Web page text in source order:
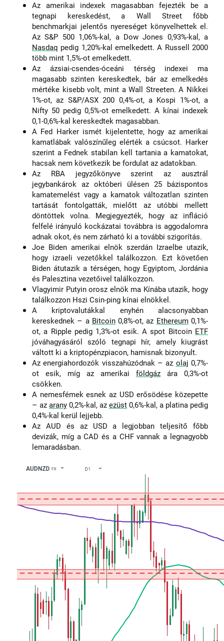
Az amerikai indexek magasabban fejezték be a
tegnapi kereskedést, a Wall Street főbb
benchmarkjai jelentős nyereséget könyvelhettek el.
Az S&P 500 1,06%-kal, a Dow Jones 0,93%-kal, a
Nasdaq pedig 1,20%-kal emelkedett. A Russell 2000
több mint 1,5%-ot emelkedett.
Az ázsiai-csendes-óceáni térség indexei ma
magasabb szinten kereskedtek, bár az emelkedés
mértéke kisebb volt, mint a Wall Streeten. A Nikkei
1%-ot, az S&P/ASX 200 0,4%-ot, a Kospi 1%-ot, a
Nifty 50 pedig 0,5%-ot emelkedett. A kínai indexek
0,1-0,6%-kal kereskedtek magasabban.
A Fed Harker ismét kijelentette, hogy az amerikai
kamatlábak valószínűleg elérték a csúcsot. Harker
szerint a Fednek stabilan kell tartania a kamatokat,
hacsak nem következik be fordulat az adatokban.
Az RBA jegyzőkönyve szerint az ausztrál
jegybankárok az októberi ülésen 25 bázispontos
kamatemelést vagy a kamatok változatlan szinten
tartását fontolgatták, mielőtt az utóbbi mellett
döntöttek volna. Megjegyezték, hogy az infláció
felfelé irányuló kockázatai továbbra is aggodalomra
adnak okot, és nem zárható ki a további szigorítás.
Joe Biden amerikai elnök szerdán Izraelbe utazik,
hogy izraeli vezetőkkel találkozzon. Ezt követően
Biden átutazik a térségen, hogy Egyiptom, Jordánia
és Palesztina vezetőivel találkozzon.
Vlagyimir Putyin orosz elnök ma Kínába utazik, hogy
találkozzon Hszi Csin-ping kínai elnökkel.
A kriptovalutákkal enyhén alacsonyabban
kereskednek – a Bitcoin0,8%-ot, az Ethereum0,1%-
ot, a Ripple pedig 1,3%-ot esik. A spot Bitcoin ETF
jóváhagyásáról szóló tegnapi hír, amely kiugrást
váltott ki a kriptopénzpiacon, hamisnak bizonyult.
Az energiahordozók visszahúzódnak – az olaj 0,7%-
ot esik, míg az amerikai földgáz ára 0,3%-ot
csökken.
A nemesfémek esnek az USD erősödése közepette
– az arany 0,2%-kal, az ezüst 0,6%-kal, a platina pedig
0,4%-kal kerül lejjebb.
Az AUD és az USD a legjobban teljesítő főbb
devizák, míg a CAD és a CHF vannak a legnagyobb
lemaradásban.